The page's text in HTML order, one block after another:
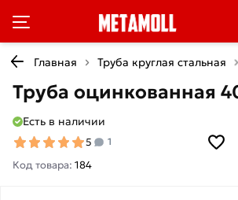
Главная Труба круглая стальная
Труба оцинкованная
Есть в наличии
5 1
Код товара: 184